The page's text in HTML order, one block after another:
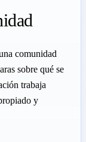
comunidad
sobre qué se
trabaja
y